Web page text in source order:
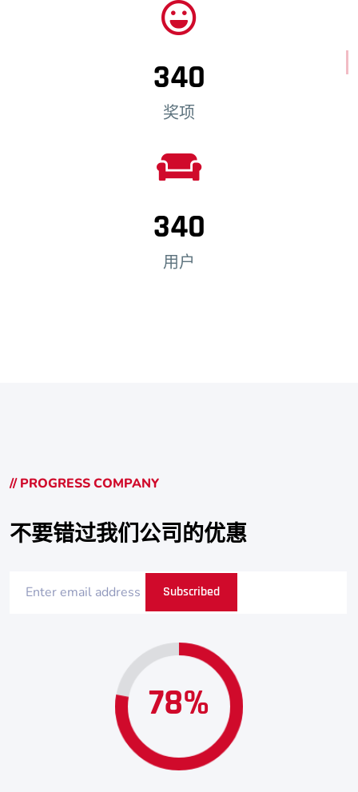
340
奖项
340
用户
// PROGRESS COMPANY
不要错过我们公司的优惠
Subscribed
78%